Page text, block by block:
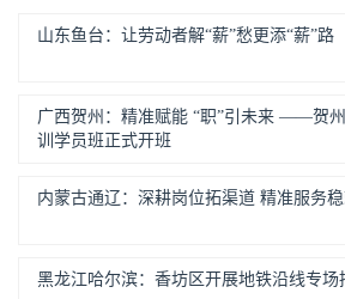
山东鱼台：让劳动者解“薪”愁更添“薪”路
广西贺州：精准赋能 “职”引未来 ——贺
训学员班正式开班
内蒙古通辽：深耕岗位拓渠道 精准服务
黑龙江哈尔滨：香坊区开展地铁沿线专场